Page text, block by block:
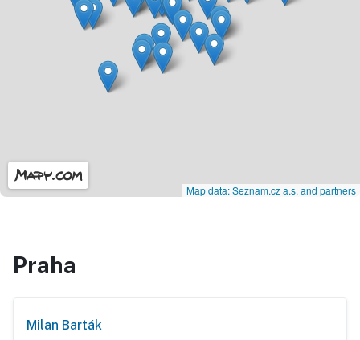
Map data: Seznam.cz a.s. and partners
Praha
Milan Barták